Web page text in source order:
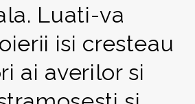
Luati-va
isi cresteau
ai averilor si